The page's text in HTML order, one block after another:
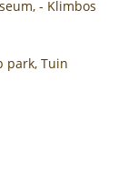
- Klimbos
park, Tuin